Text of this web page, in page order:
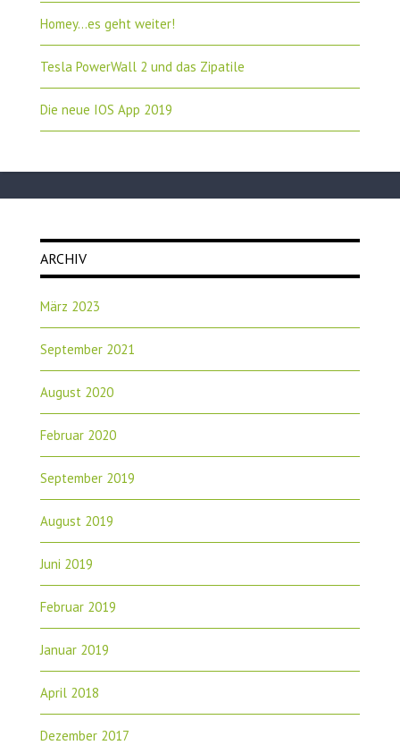
Homey…es geht weiter!
Tesla PowerWall 2 und das Zipatile
Die neue IOS App 2019
ARCHIV
März 2023
September 2021
August 2020
Februar 2020
September 2019
August 2019
Juni 2019
Februar 2019
Januar 2019
April 2018
Dezember 2017